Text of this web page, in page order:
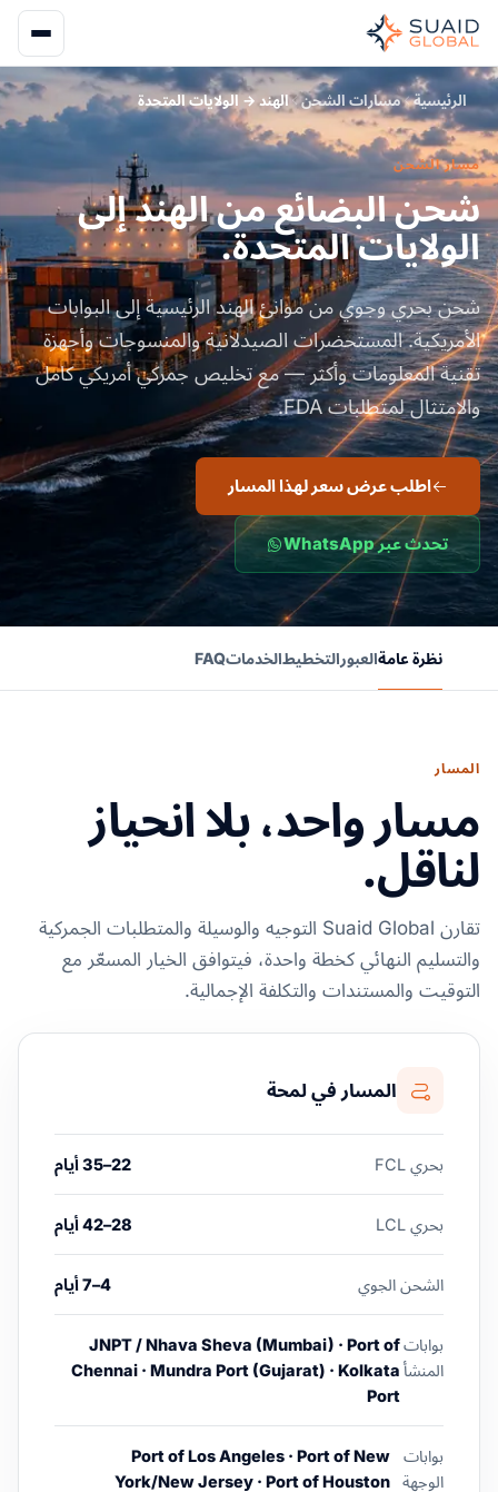
الرئيسية مسارات الشحن الهند → الولايات المتحدة
مسار الشحن
شحن البضائع من الهند إلى
الولايات المتحدة.
شحن بحري وجوي من موانئ الهند الرئيسية إلى البوابات
الأمريكية. المستحضرات الصيدلانية والمنسوجات وأجهزة
تقنية المعلومات وأكثر — مع تخليص جمركي أمريكي كامل
والامتثال لمتطلبات FDA.
اطلب عرض سعر لهذا المسار
تحدث عبر WhatsApp
نظرة عامةالعبورالتخطيطالخدماتFAQ
المسار
مسار واحد، بلا انحياز
لناقل.
تقارن Suaid Global التوجيه والوسيلة والمتطلبات الجمركية
والتسليم النهائي كخطة واحدة، فيتوافق الخيار المسعّر مع
التوقيت والمستندات والتكلفة الإجمالية.
المسار في لمحة
بحري FCL 22–35 أيام
بحري LCL 28–42 أيام
الشحن الجوي 4–7 أيام
بوابات
المنشأ
JNPT / Nhava Sheva (Mumbai) · Port of
Chennai · Mundra Port (Gujarat) · Kolkata
Port
بوابات
الوجهة
Port of Los Angeles · Port of New
York/New Jersey · Port of Houston